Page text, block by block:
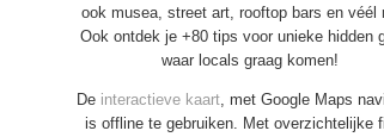
ook musea, street art, rooftop bars en véél
Ook ontdek je +80 tips voor unieke hidden
waar locals graag komen!
De interactieve kaart, met Google Maps
is offline te gebruiken. Met overzichtelijke